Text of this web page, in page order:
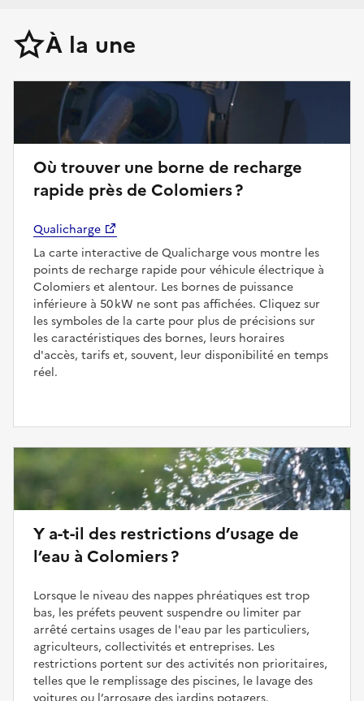
À la une
Où trouver une borne de recharge
rapide près de Colomiers ?
Qualicharge
La carte interactive de Qualicharge vous montre les
points de recharge rapide pour véhicule électrique à
Colomiers et alentour. Les bornes de puissance
inférieure à 50 kW ne sont pas affichées. Cliquez sur
les symboles de la carte pour plus de précisions sur
les caractéristiques des bornes, leurs horaires
d'accès, tarifs et, souvent, leur disponibilité en temps
réel.
Y a-t-il des restrictions d’usage de
l’eau à Colomiers ?
Lorsque le niveau des nappes phréatiques est trop
bas, les préfets peuvent suspendre ou limiter par
arrêté certains usages de l'eau par les particuliers,
agriculteurs, collectivités et entreprises. Les
restrictions portent sur des activités non prioritaires,
telles que le remplissage des piscines, le lavage des